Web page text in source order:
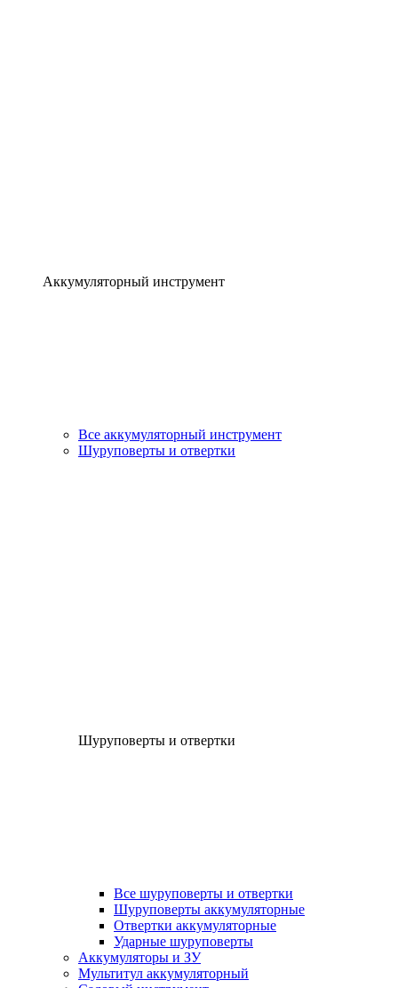
Аккумуляторный инструмент
Все аккумуляторный инструмент
Шуруповерты и отвертки
Шуруповерты и отвертки
Все шуруповерты и отвертки
Шуруповерты аккумуляторные
Отвертки аккумуляторные
Ударные шуруповерты
Аккумуляторы и ЗУ
Мультитул аккумуляторный